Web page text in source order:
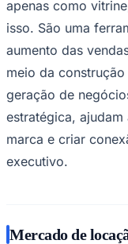
São Paulo
apenas como
isso. São uma
aumento das
meio da
geração de
estratégica,
marca e criar
executivo.
Mercado de